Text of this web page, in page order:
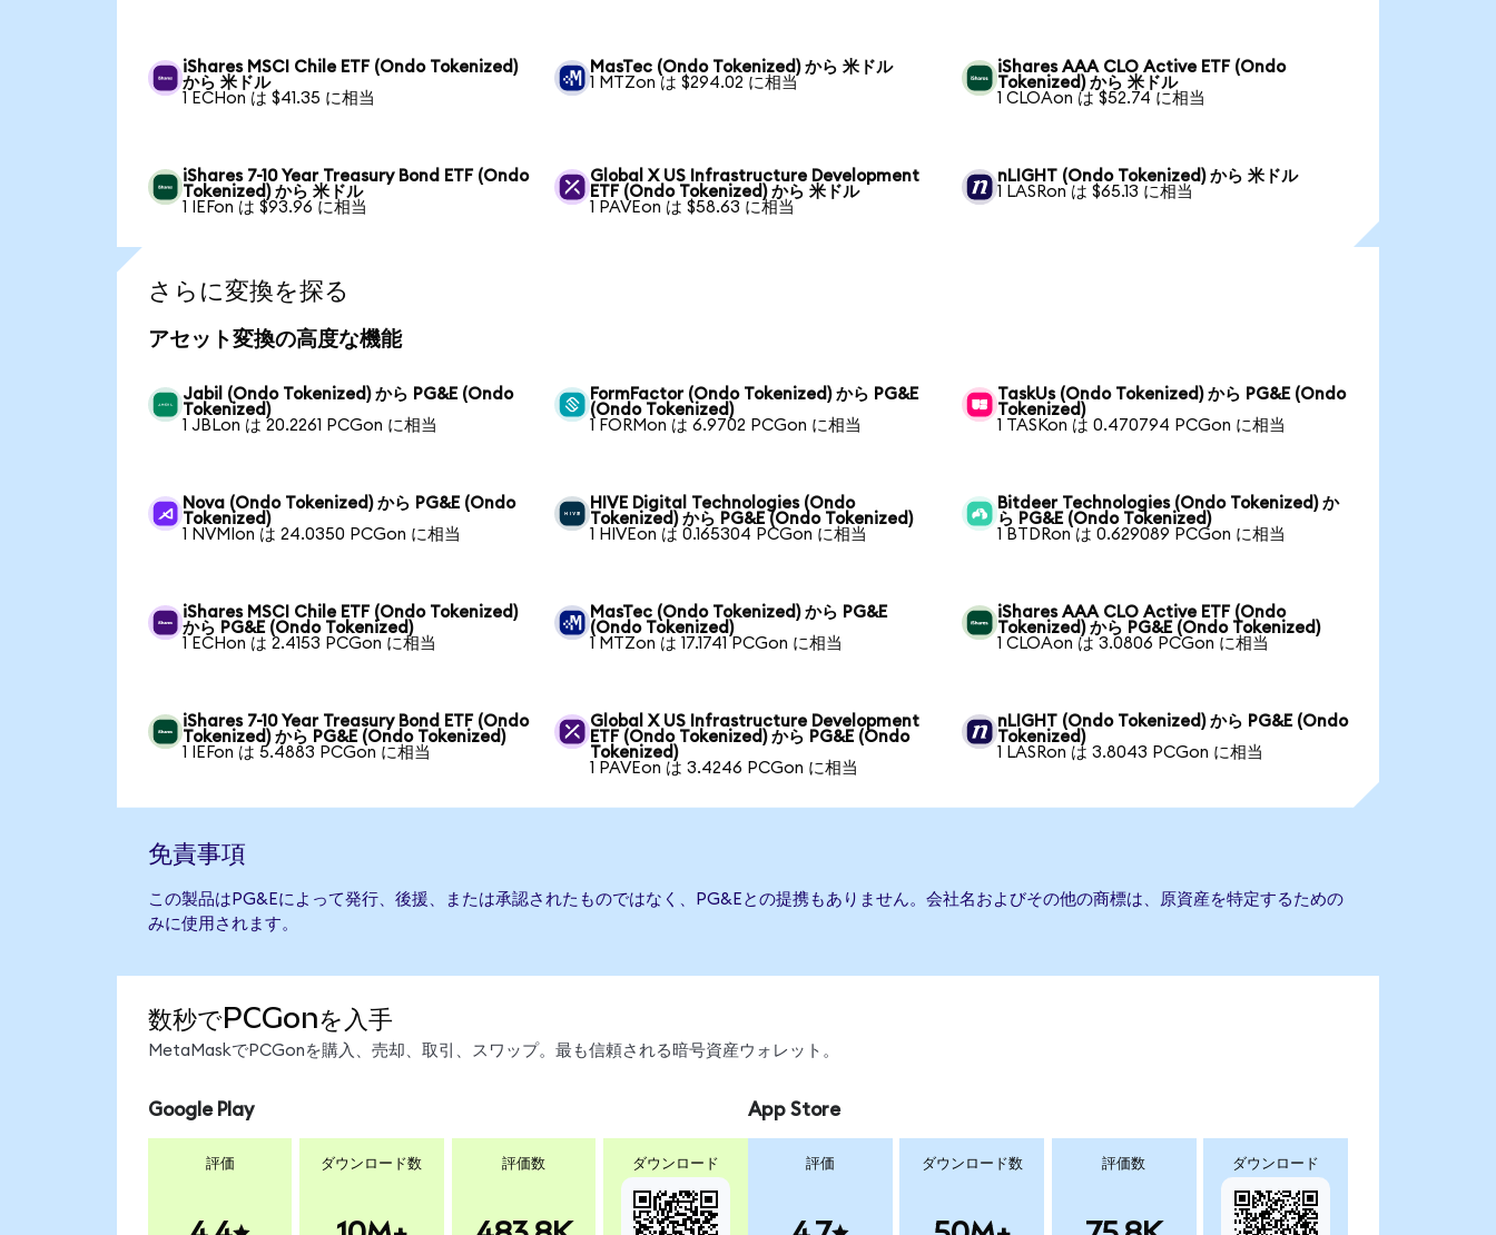
iShares MSCI Chile ETF (Ondo Tokenized)
から 米ドル
1 ECHon は $41.35 に相当
MasTec (Ondo Tokenized) から 米ドル
1 MTZon は $294.02 に相当
iShares AAA CLO Active ETF (Ondo
Tokenized) から 米ドル
1 CLOAon は $52.74 に相当
iShares 7-10 Year Treasury Bond ETF (Ondo
Tokenized) から 米ドル
1 IEFon は $93.96 に相当
Global X US Infrastructure Development
ETF (Ondo Tokenized) から 米ドル
1 PAVEon は $58.63 に相当
nLIGHT (Ondo Tokenized) から 米ドル
1 LASRon は $65.13 に相当
さらに変換を探る
アセット変換の高度な機能
Jabil (Ondo Tokenized) から PG&E (Ondo
Tokenized)
1 JBLon は 20.2261 PCGon に相当
FormFactor (Ondo Tokenized) から PG&E
(Ondo Tokenized)
1 FORMon は 6.9702 PCGon に相当
TaskUs (Ondo Tokenized) から PG&E (Ondo
Tokenized)
1 TASKon は 0.470794 PCGon に相当
Nova (Ondo Tokenized) から PG&E (Ondo
Tokenized)
1 NVMIon は 24.0350 PCGon に相当
HIVE Digital Technologies (Ondo
Tokenized) から PG&E (Ondo Tokenized)
1 HIVEon は 0.165304 PCGon に相当
Bitdeer Technologies (Ondo Tokenized) か
ら PG&E (Ondo Tokenized)
1 BTDRon は 0.629089 PCGon に相当
iShares MSCI Chile ETF (Ondo Tokenized)
から PG&E (Ondo Tokenized)
1 ECHon は 2.4153 PCGon に相当
MasTec (Ondo Tokenized) から PG&E
(Ondo Tokenized)
1 MTZon は 17.1741 PCGon に相当
iShares AAA CLO Active ETF (Ondo
Tokenized) から PG&E (Ondo Tokenized)
1 CLOAon は 3.0806 PCGon に相当
iShares 7-10 Year Treasury Bond ETF (Ondo
Tokenized) から PG&E (Ondo Tokenized)
1 IEFon は 5.4883 PCGon に相当
Global X US Infrastructure Development
ETF (Ondo Tokenized) から PG&E (Ondo
Tokenized)
1 PAVEon は 3.4246 PCGon に相当
nLIGHT (Ondo Tokenized) から PG&E (Ondo
Tokenized)
1 LASRon は 3.8043 PCGon に相当
免責事項
この製品はPG&Eによって発行、後援、または承認されたものではなく、PG&Eとの提携もありません。会社名およびその他の商標は、原資産を特定するための
みに使用されます。
数秒でPCGonを入手
MetaMaskでPCGonを購入、売却、取引、スワップ。最も信頼される暗号資産ウォレット。
Google Play
評価 ダウンロード数 評価数 ダウンロード
App Store
評価 ダウンロード数 評価数 ダウンロード